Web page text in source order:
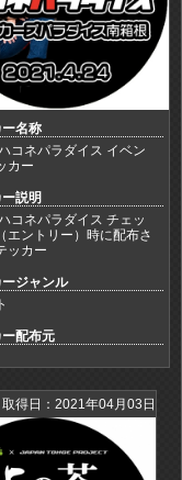
ー名称
コネパラダイス イベン
カー
説明
コネパラダイス チェッ
エントリー）時に配布さ
ッカー
ージャンル
ー配布元
取得日：2021年04月03日